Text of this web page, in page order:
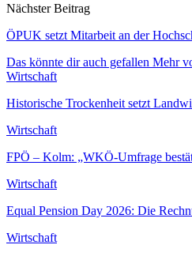
Nächster Beitrag
ÖPUK setzt Mitarbeit an der
Das könnte dir auch gefallen Mehr
Wirtschaft
Historische Trockenheit setzt
Wirtschaft
FPÖ – Kolm: „WKÖ-Umfrage
Wirtschaft
Equal Pension Day 2026: Die
Wirtschaft